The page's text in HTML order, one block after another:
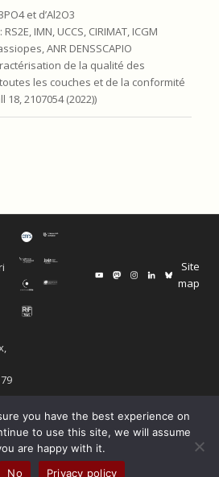
et d’Al2O3
IMN, UCCS, CIRIMAT, ICGM
ANR DENSSCAPIO
de la qualité des
les couches et de la conformité
2107054 (2022))
Site
map
SISR 2024
you have the best experience on
to use this site, we will assume
are happy with it.
No Privacy policy